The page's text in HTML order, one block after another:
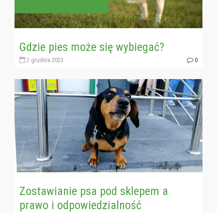
Gdzie pies może się wybiegać?
2 grudnia 2023 0
Zostawianie psa pod sklepem a
prawo i odpowiedzialność